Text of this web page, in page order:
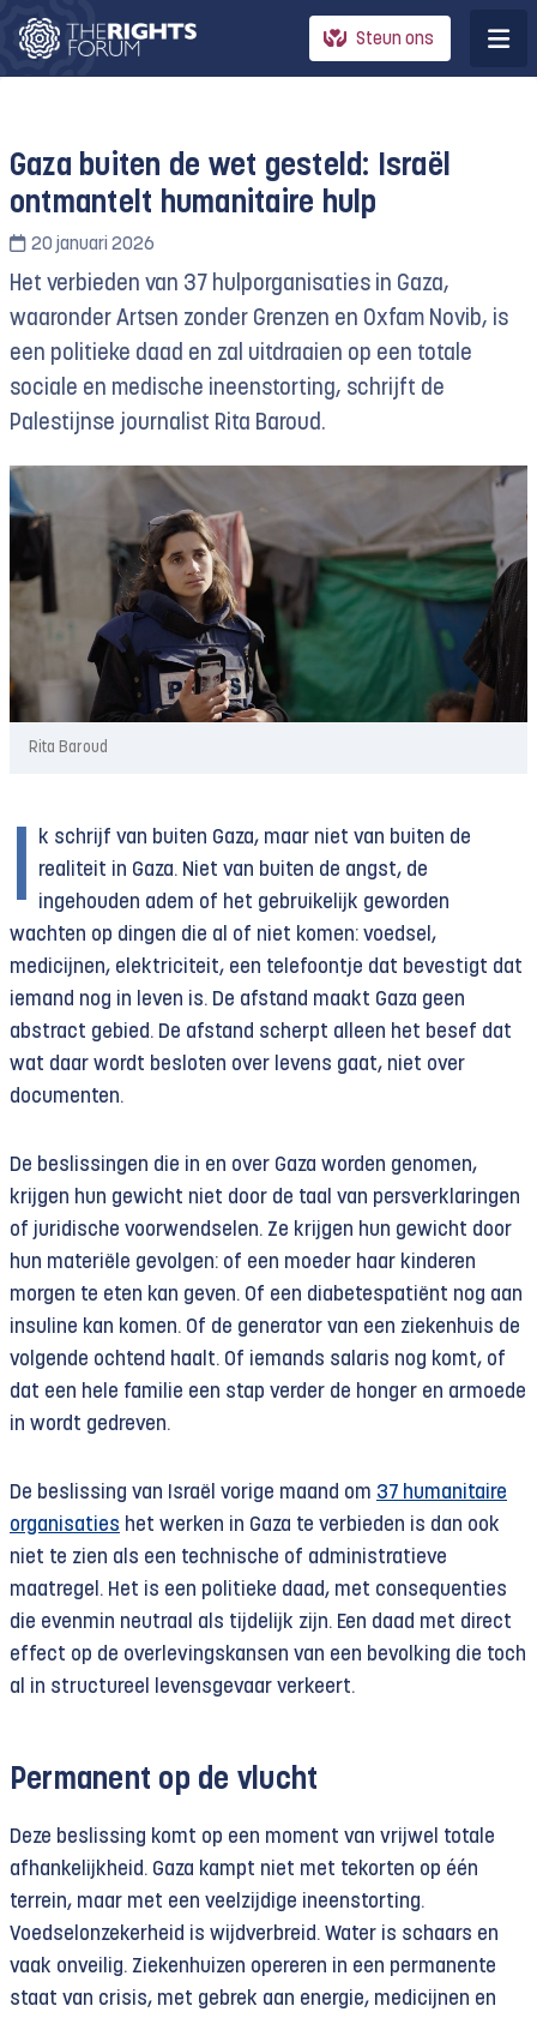
Steun ons
Gaza buiten de wet gesteld: Israël
ontmantelt humanitaire hulp
20 januari 2026
Het verbieden van 37 hulporganisaties in Gaza,
waaronder Artsen zonder Grenzen en Oxfam Novib, is
een politieke daad en zal uitdraaien op een totale
sociale en medische ineenstorting, schrijft de
Palestijnse journalist Rita Baroud.
Rita Baroud
I
k schrijf van buiten Gaza, maar niet van buiten de
realiteit in Gaza. Niet van buiten de angst, de
ingehouden adem of het gebruikelijk geworden
wachten op dingen die al of niet komen: voedsel,
medicijnen, elektriciteit, een telefoontje dat bevestigt dat
iemand nog in leven is. De afstand maakt Gaza geen
abstract gebied. De afstand scherpt alleen het besef dat
wat daar wordt besloten over levens gaat, niet over
documenten.
De beslissingen die in en over Gaza worden genomen,
krijgen hun gewicht niet door de taal van persverklaringen
of juridische voorwendselen. Ze krijgen hun gewicht door
hun materiële gevolgen: of een moeder haar kinderen
morgen te eten kan geven. Of een diabetespatiënt nog aan
insuline kan komen. Of de generator van een ziekenhuis de
volgende ochtend haalt. Of iemands salaris nog komt, of
dat een hele familie een stap verder de honger en armoede
in wordt gedreven.
De beslissing van Israël vorige maand om 37 humanitaire
organisaties het werken in Gaza te verbieden is dan ook
niet te zien als een technische of administratieve
maatregel. Het is een politieke daad, met consequenties
die evenmin neutraal als tijdelijk zijn. Een daad met direct
effect op de overlevingskansen van een bevolking die toch
al in structureel levensgevaar verkeert.
Permanent op de vlucht
Deze beslissing komt op een moment van vrijwel totale
afhankelijkheid. Gaza kampt niet met tekorten op één
terrein, maar met een veelzijdige ineenstorting.
Voedselonzekerheid is wijdverbreid. Water is schaars en
vaak onveilig. Ziekenhuizen opereren in een permanente
staat van crisis, met gebrek aan energie, medicijnen en